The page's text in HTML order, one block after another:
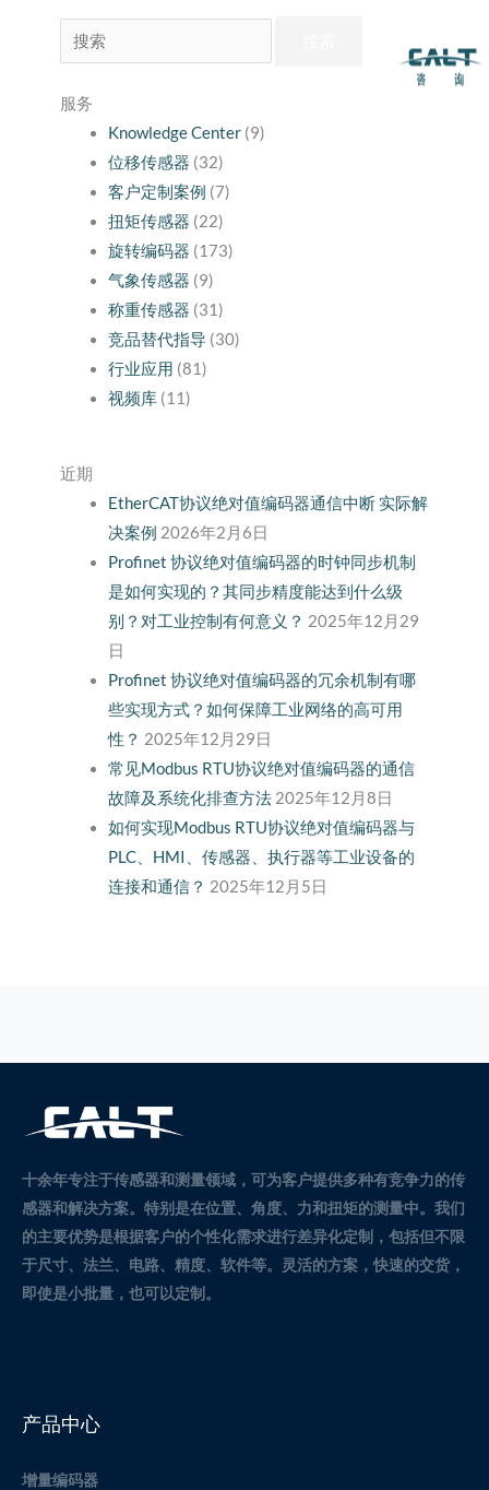
索：
服务
Knowledge Center(9)
位移传感器 (32)
客户定制案例 (7)
扭矩传感器 (22)
旋转编码器 (173)
气象传感器 (9)
称重传感器 (31)
竞品替代指导 (30)
行业应用 (81)
视频库(11)
近期
EtherCAT协议绝对值编码器通信中断 实际解
决案例 2026年2月6日
Profinet 协议绝对值编码器的时钟同步机制
是如何实现的？其同步精度能达到什么级
别？对工业控制有何意义？ 2025年12月29
日
Profinet 协议绝对值编码器的冗余机制有哪
些实现方式？如何保障工业网络的高可用
性？ 2025年12月29日
常见Modbus RTU协议绝对值编码器的通信
故障及系统化排查方法 2025年12月8日
如何实现Modbus RTU协议绝对值编码器与
PLC、HMI、传感器、执行器等工业设备的
连接和通信？ 2025年12月5日
十余年专注于传感器和测量领域，可为客户提供多种有竞争力的传
感器和解决方案。 特别是在位置、角度、力和扭矩的测量中。 我们
的主要优势是根据客户的个性化需求进行差异化定制，包括但不限
于尺寸、法兰、电路、精度、软件等。灵活的方案，快速的交货，
即使是小批量，也可以定制。
产品中心
增量编码器